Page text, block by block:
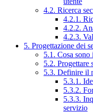
4.2. Ricerca
4.2.1.
4.2.2.
4.2.3.
5. Progettazione dei
5.1. Cosa
5.2.
5.3. Definire il
5.3.1.
5.3.2.
5.3.3.
servizio